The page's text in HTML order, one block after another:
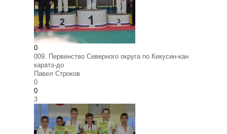
0
009. Первенство Северного округа по Кекусин-кан
каратэ-до
Павел Строков
0
0
3